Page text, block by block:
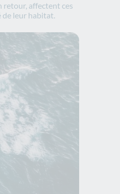
retour, affectent ces
de leur habitat.